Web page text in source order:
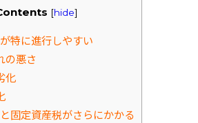
[hide]
特に進行しやすい
の悪さ
化
固定資産税がさらにかかる